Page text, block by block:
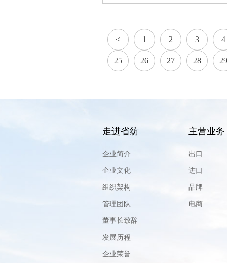
< 1 2 3 4
25 26 27 28 29
走进省纺
企业简介
企业文化
组织架构
管理团队
董事长致辞
发展历程
企业荣誉
主营业务
出口
进口
品牌
电商